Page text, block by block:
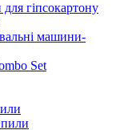
гіпсокартону
машини-
Set